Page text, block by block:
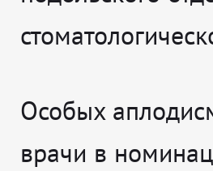
Особых
врачи в